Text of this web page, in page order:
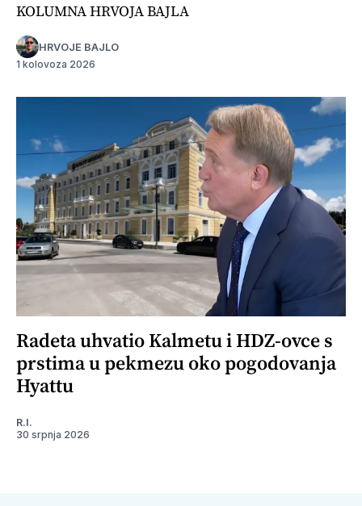
KOLUMNA HRVOJA BAJLA
HRVOJE BAJLO
1 kolovoza 2026
Radeta uhvatio Kalmetu i HDZ-ovce s
prstima u pekmezu oko pogodovanja
Hyattu
R.I.
30 srpnja 2026